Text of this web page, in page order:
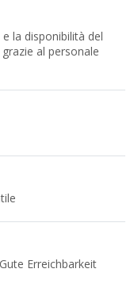
la disponibilità del
al personale
Erreichbarkeit